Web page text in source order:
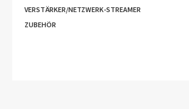
VERSTÄRKER/NETZWERK-STREAMER
ZUBEHÖR